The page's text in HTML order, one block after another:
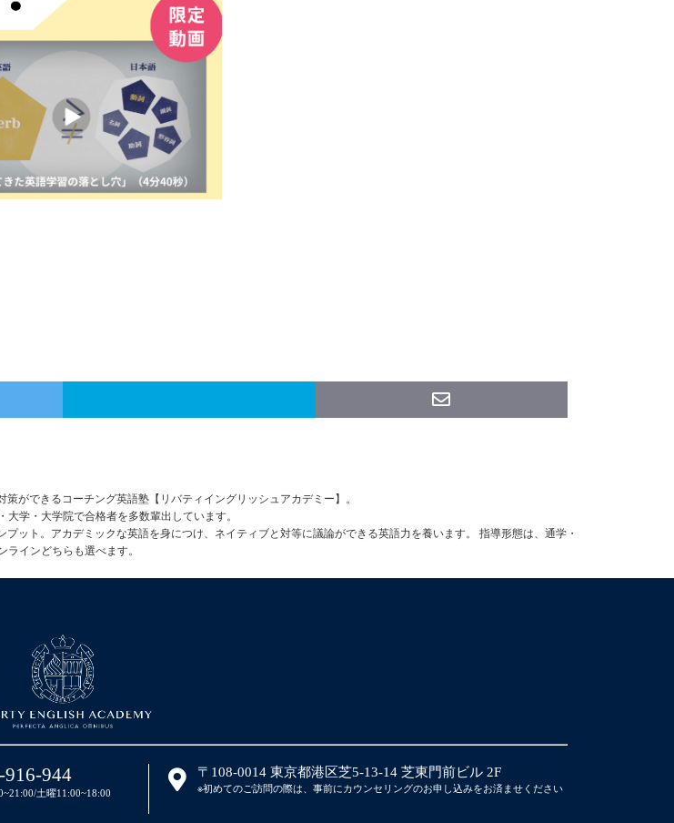
策ができるコーチング英語塾【リバティイングリッシュアカデミー】。
大学・大学院で合格者を多数輩出しています。
ット。アカデミックな英語を身につけ、ネイティブと対等に議論ができる英語力を養います。 指導形態は、通学・
ラインどちらも選べます。
916-944
土曜11:00~18:00
〒108-0014 東京都港区芝5-13-14 芝東門前ビル 2F
※初めてのご訪問の際は、事前にカウンセリングのお申し込みをお済ませください